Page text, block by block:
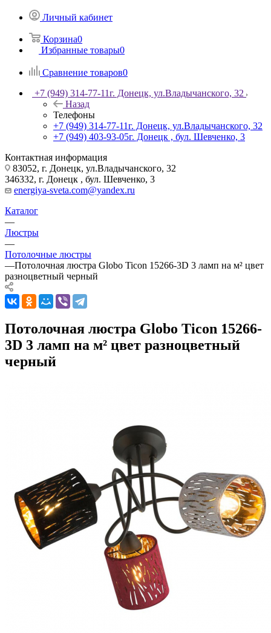
Личный кабинет
Корзина0
Избранные товары0
Сравнение товаров0
+7 (949) 314-77-11г. Донецк, ул.Владычанского, 32
Назад
Телефоны
+7 (949) 314-77-11г. Донецк, ул.Владычанского, 32
+7 (949) 403-93-05г. Донецк , бул. Шевченко, 3
Контактная информация
83052, г. Донецк, ул.Владычанского, 32
346332, г. Донецк , бул. Шевченко, 3
energiya-sveta.com@yandex.ru
Каталог
—
Люстры
—
Потолочные люстры
—Потолочная люстра Globo Ticon 15266-3D 3 ламп на м² цвет
разноцветный черный
Потолочная люстра Globo Ticon 15266-
3D 3 ламп на м² цвет разноцветный
черный